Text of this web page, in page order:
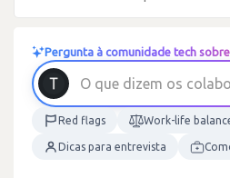
Pergunta à comunidade tech
O que d izem os colabo
Red flags Work-life
Dicas para entrevista